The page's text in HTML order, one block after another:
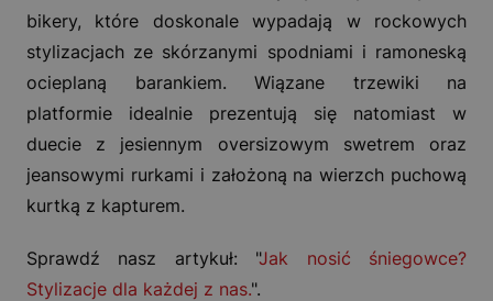
bikery, które doskonale wypadają w rockowych
stylizacjach ze skórzanymi spodniami i ramoneską
ocieplaną barankiem. Wiązane trzewiki na
platformie idealnie prezentują się natomiast w
duecie z jesiennym oversizowym swetrem oraz
jeansowymi rurkami i założoną na wierzch puchową
kurtką z kapturem.
Sprawdź nasz artykuł: "Jak nosić śniegowce?
Stylizacje dla każdej z nas.".